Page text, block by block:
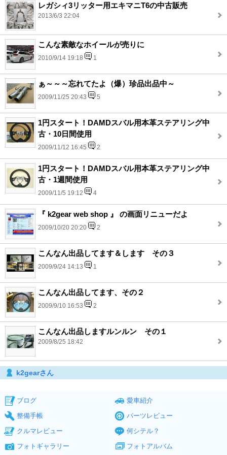
レガシィ3リッター用エキマニT6の中古販売
2013/6/3 22:04
こんな素敵なホイールが売りに
2010/9/14 19:18 1
ぁ～～～忘れてたよ（爆）珍品出品中～
2009/11/25 20:43 5
1円スタート！DAMDスバル用本革ステアリング中
古・10日間使用
2009/11/12 16:45 2
1円スタート！DAMDスバル用本革ステアリング中
古・1週間使用
2009/11/5 19:12 4
『 k2gear web shop 』 の画面リニューだよ
2009/10/20 20:20 2
こんなん出品してます＆します その３
2009/9/24 14:13 1
こんなん出品してます、その２
2009/9/10 16:53 2
こんなん出品しますルンルン その１
2009/8/25 18:42
k2gearさん
ブログ
愛車紹介
整備手帳
パーツレビュー
クルマレビュー
何シテル？
フォトギャラリー
フォトアルバム